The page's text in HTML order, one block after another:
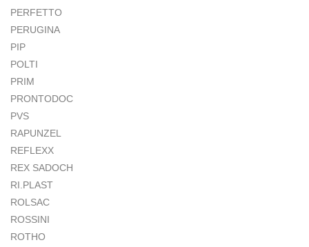
PERFETTO
PERUGINA
PIP
POLTI
PRIM
PRONTODOC
PVS
RAPUNZEL
REFLEXX
REX SADOCH
RI.PLAST
ROLSAC
ROSSINI
ROTHO